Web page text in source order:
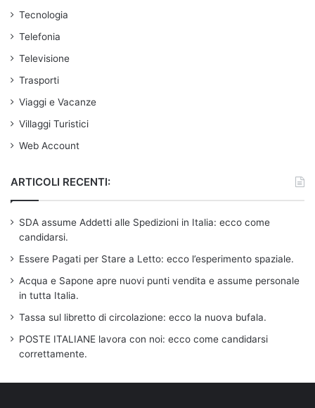
Tecnologia
Telefonia
Televisione
Trasporti
Viaggi e Vacanze
Villaggi Turistici
Web Account
ARTICOLI RECENTI:
SDA assume Addetti alle Spedizioni in Italia: ecco come
candidarsi.
Essere Pagati per Stare a Letto: ecco l’esperimento spaziale.
Acqua e Sapone apre nuovi punti vendita e assume personale
in tutta Italia.
Tassa sul libretto di circolazione: ecco la nuova bufala.
POSTE ITALIANE lavora con noi: ecco come candidarsi
correttamente.